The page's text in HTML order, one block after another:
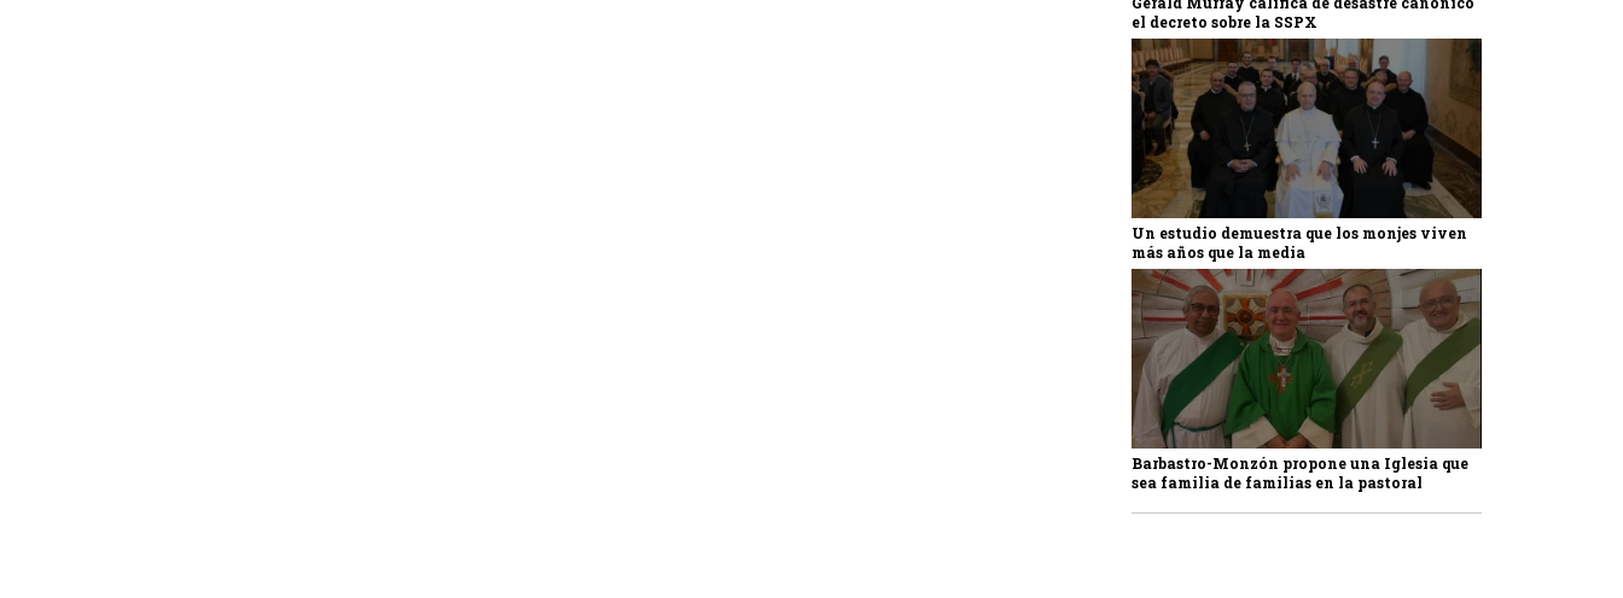
el decreto sobre la SSPX
Un estudio demuestra que los monjes viven
más años que la media
Barbastro-Monzón propone una Iglesia que
sea familia de familias en la pastoral